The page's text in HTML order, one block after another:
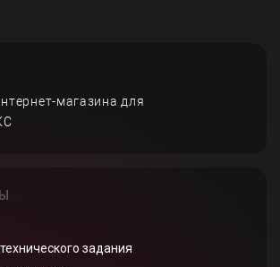
магазина для
задания